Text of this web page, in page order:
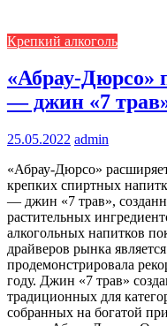
Крепкий алкоголь
«Абрау-Дюрсо»
— джин «7
25.05.2022 admin
«Абрау-Дюрсо»
крепких спиртных
— джин «7 трав»,
растительных
алкогольных напитков
драйверов рынка
продемонстрировала
году. Джин «7 трав»
традиционных для
собранных на богатой